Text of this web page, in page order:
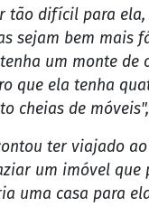
tão difícil para ela,
sejam bem mais
um monte de
que ela tenha
cheias de
ter viajado ao
um imóvel que
uma casa para